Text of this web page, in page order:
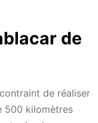
de
de réaliser
500 kilomètres